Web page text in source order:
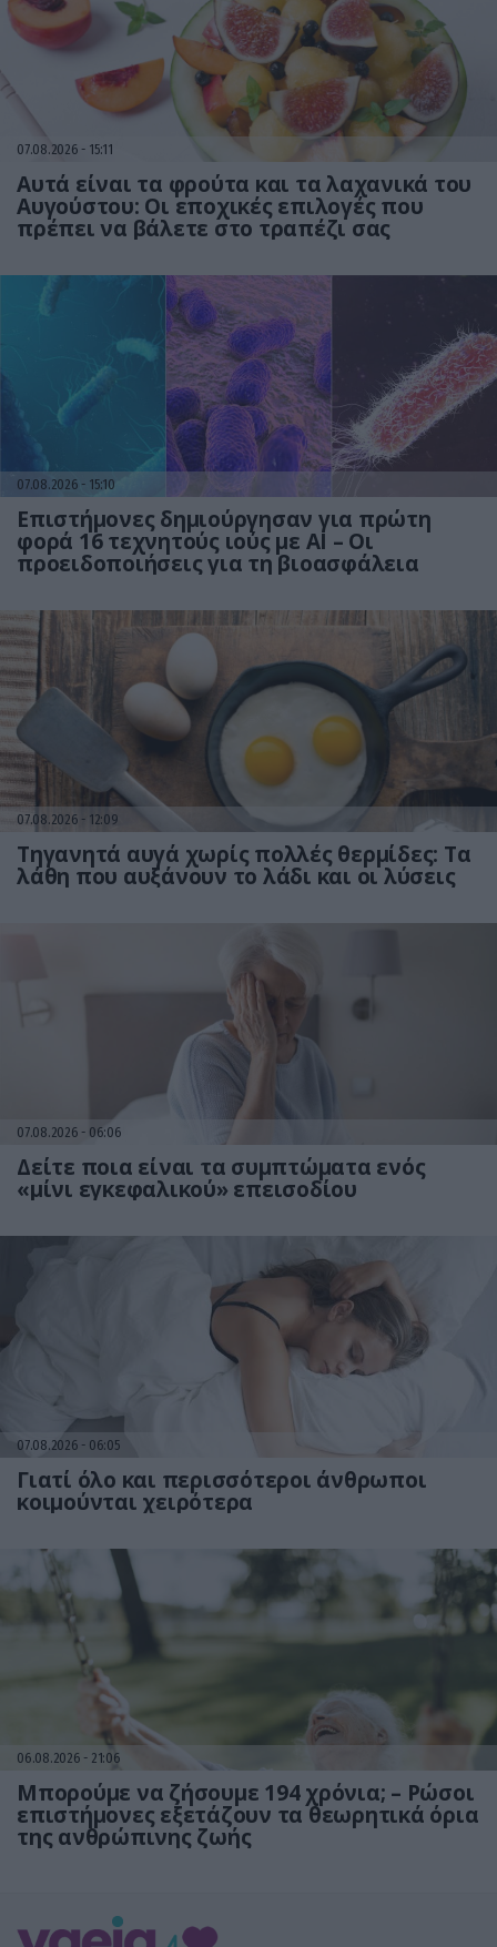
07.08.2026 15:11
Αυτά είναι τα φρούτα και τα λαχανικά του
Αυγούστου: Οι εποχικές επιλογές που
πρέπει να βάλετε στο τραπέζι σας
07.08.2026 15:10
Επιστήμονες δημιούργησαν για πρώτη
φορά 16 τεχνητούς ιούς με AI – Οι
προειδοποιήσεις για τη βιοασφάλεια
07.08.2026 12:09
Τηγανητά αυγά χωρίς πολλές θερμίδες: Τα
λάθη που αυξάνουν το λάδι και οι λύσεις
07.08.2026 06:06
Δείτε ποια είναι τα συμπτώματα ενός
«μίνι εγκεφαλικού» επεισοδίου
07.08.2026 06:05
Γιατί όλο και περισσότεροι άνθρωποι
κοιμούνται χειρότερα
06.08.2026 21:06
Μπορούμε να ζήσουμε 194 χρόνια; – Ρώσοι
επιστήμονες εξετάζουν τα θεωρητικά όρια
της ανθρώπινης ζωής